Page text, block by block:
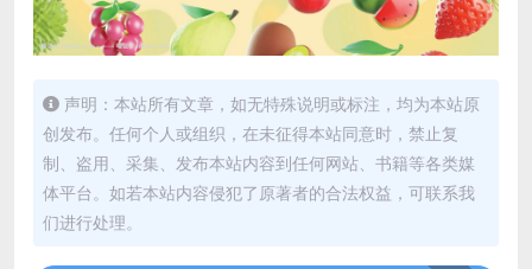
声明：本站所有文章，如无特殊说明或标注，均为本站原
创发布。任何个人或组织，在未征得本站同意时，禁止复
制、盗用、采集、发布本站内容到任何网站、书籍等各类媒
体平台。如若本站内容侵犯了原著者的合法权益，可联系我
们进行处理。